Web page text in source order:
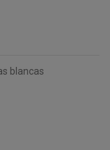
blancas